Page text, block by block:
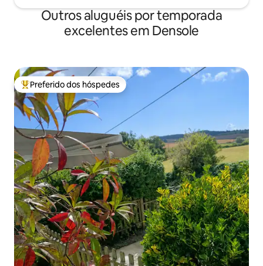
Outros aluguéis por temporada
excelentes em Densole
Entre os melhores preferidos dos hóspedes
Preferido dos hóspedes